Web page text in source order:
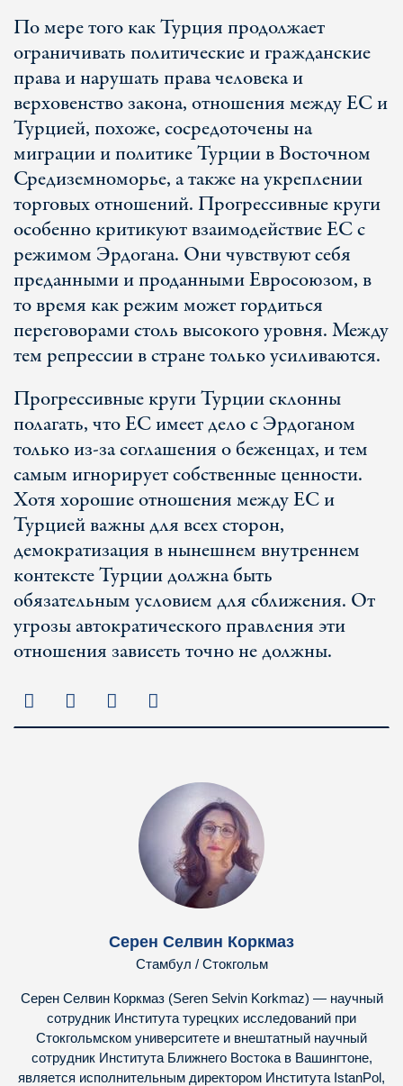
По мере того как Турция продолжает
ограничивать политические и гражданские
права и нарушать права человека и
верховенство закона, отношения между ЕС и
Турцией, похоже, сосредоточены на
миграции и политике Турции в Восточном
Средиземноморье, а также на укреплении
торговых отношений. Прогрессивные круги
особенно критикуют взаимодействие ЕС с
режимом Эрдогана. Они чувствуют себя
преданными и проданными Евросоюзом, в
то время как режим может гордиться
переговорами столь высокого уровня. Между
тем репрессии в стране только усиливаются.
Прогрессивные круги Турции склонны
полагать, что ЕС имеет дело с Эрдоганом
только из-за соглашения о беженцах, и тем
самым игнорирует собственные ценности.
Хотя хорошие отношения между ЕС и
Турцией важны для всех сторон,
демократизация в нынешнем внутреннем
контексте Турции должна быть
обязательным условием для сближения. От
угрозы автократического правления эти
отношения зависеть точно не должны.
Серен Селвин Коркмаз
Стамбул / Стокгольм
Серен Селвин Коркмаз (Seren Selvin Korkmaz) — научный
сотрудник Института турецких исследований при
Стокгольмском университете и внештатный научный
сотрудник Института Ближнего Востока в Вашингтоне,
является исполнительным директором Института IstanPol,